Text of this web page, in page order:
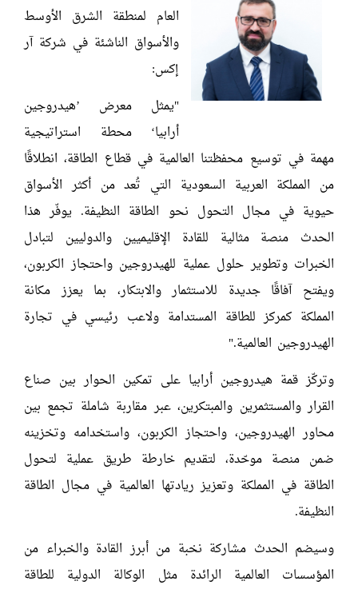
العام لمنطقة الشرق الأوسط
والأسواق الناشئة في شركة آر
إكس:
"يمثل معرض ’هيدروجين
أرابيا‘ محطة استراتيجية
مهمة في توسيع محفظتنا العالمية في قطاع الطاقة، انطلاقًا
من المملكة العربية السعودية التي تُعد من أكثر الأسواق
حيوية في مجال التحول نحو الطاقة النظيفة. يوفّر هذا
الحدث منصة مثالية للقادة الإقليميين والدوليين لتبادل
الخبرات وتطوير حلول عملية للهيدروجين واحتجاز الكربون،
ويفتح آفاقًا جديدة للاستثمار والابتكار، بما يعزز مكانة
المملكة كمركز للطاقة المستدامة ولاعب رئيسي في تجارة
الهيدروجين العالمية."
وتركّز قمة هيدروجين أرابيا على تمكين الحوار بين صناع
القرار والمستثمرين والمبتكرين، عبر مقاربة شاملة تجمع بين
محاور الهيدروجين، واحتجاز الكربون، واستخدامه وتخزينه
ضمن منصة موحّدة، لتقديم خارطة طريق عملية لتحول
الطاقة في المملكة وتعزيز ريادتها العالمية في مجال الطاقة
النظيفة.
وسيضم الحدث مشاركة نخبة من أبرز القادة والخبراء من
المؤسسات العالمية الرائدة مثل الوكالة الدولية للطاقة